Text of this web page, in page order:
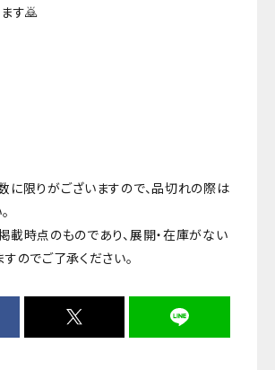
す🙇
限りがございますので、品切れの際は
時点のものであり、展開・在庫がない
のでご了承ください。